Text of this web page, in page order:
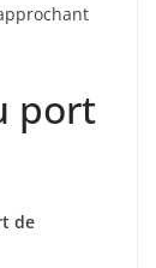
port
de